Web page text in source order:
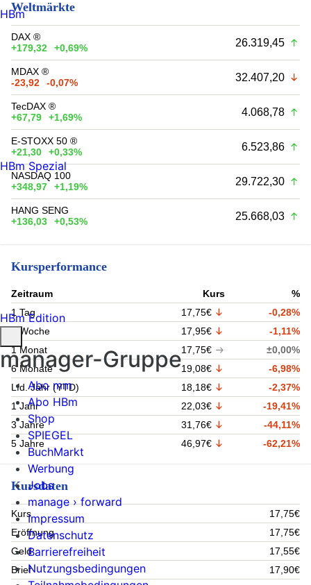
Weltmärkte
DAX ®
+179,32
+0,69% 26.319,45
MDAX ®
-23,92
-0,07% 32.407,20
TecDAX ®
+67,79
+1,69% 4.068,78
E-STOXX 50 ®
+21,30
+0,33% 6.523,86
NASDAQ 100
+348,97
+1,19% 29.722,30
HANG SENG
+136,03
+0,53% 25.668,03
Kursperformance
Zeitraum Kurs
%
1 Tag
17,75€
-0,28%
1 Woche
17,95€
-1,11%
1 Monat
17,75€
±0,00%
6 Monate
19,08€
-6,98%
Lfd. Jahr (YTD)
18,18€
-2,37%
1 Jahr
22,03€
-19,41%
3 Jahre
31,76€
-44,11%
5 Jahre
46,97€ -62,21%
Kursdaten
Kurs
17,75€
Eröffnung
17,75€
Geld
17,55€
Brief
17,90€
HBm
HBm Spezial
HBm Edition
manager-Gruppe
Abo mm
Abo HBm
Shop
SPIEGEL
BuchMarkt
Werbung
Jobs
manage › forward
Impressum
Datenschutz
Barrierefreiheit
Nutzungsbedingungen